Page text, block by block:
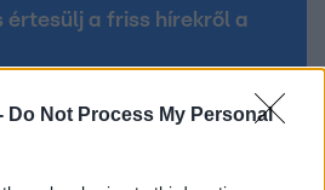
Do Not Process My Personal
értesülj a friss hírekről a
Követem